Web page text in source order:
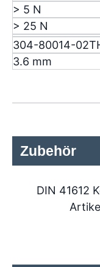
> 5 N
> 25 N
304-80014-
3.6 mm
Zubehör
DIN 41612